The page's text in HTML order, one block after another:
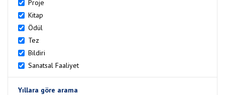
Proje
Kitap
Ödül
Tez
Bildiri
Sanatsal Faaliyet
Yıllara göre arama